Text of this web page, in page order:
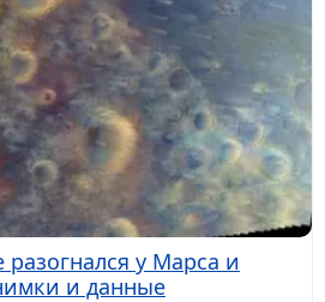
разогнался у Марса и
и данные